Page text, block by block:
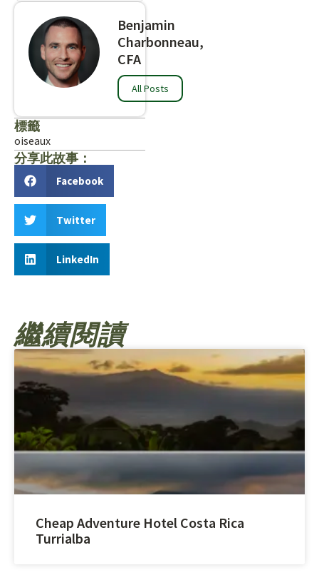
Benjamin
Charbonneau,
CFA
All Posts
標籤
oiseaux
分享此故事：
Facebook
Twitter
LinkedIn
繼續閱讀
Cheap Adventure Hotel Costa Rica
Turrialba